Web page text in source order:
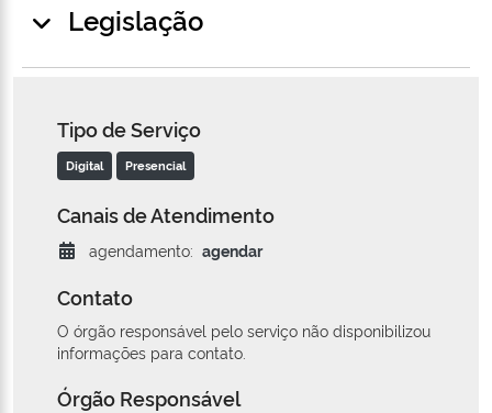
Legislação
Tipo de Serviço
Digital Presencial
Canais de Atendimento
agendamento: agendar
Contato
O órgão responsável pelo serviço não disponibilizou
informações para contato.
Órgão Responsável